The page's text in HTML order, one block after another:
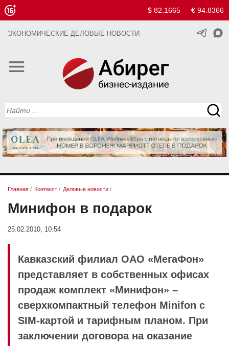
$ 82.1665 € 94.8366
ЭКОНОМИЧЕСКИЕ ДЕЛОВЫЕ НОВОСТИ
Главная / Контекст / Деловые новости /
Минифон в подарок
25.02.2010, 10:54
Кавказский филиал ОАО «МегаФон»
представляет в собственных офисах
продаж комплект «Минифон» –
сверхкомпактный телефон Minifon с
SIM-картой и тарифным планом. При
заключении договора на оказание